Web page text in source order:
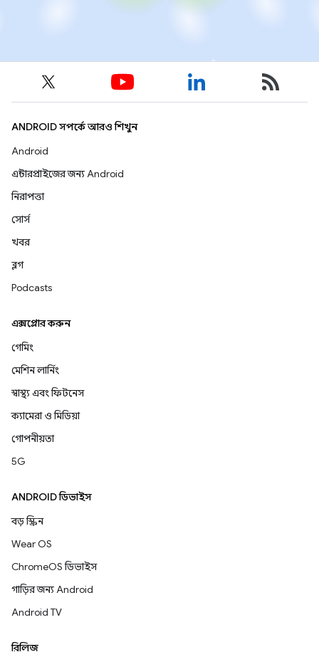
ANDROID সম্পর্কে আরও শিখুন
Android
এন্টারপ্রাইজের জন্য Android
নিরাপত্তা
সোর্স
খবর
ব্লগ
Podcasts
এক্সপ্লোর করুন
গেমিং
মেশিন লার্নিং
স্বাস্থ্য এবং ফিটনেস
ক্যামেরা ও মিডিয়া
গোপনীয়তা
5G
ANDROID ডিভাইস
বড় স্ক্রিন
Wear OS
ChromeOS ডিভাইস
গাড়ির জন্য Android
Android TV
রিলিজ